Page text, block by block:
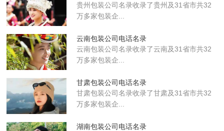
贵州包装公司名录收录了贵州及31省市共32
万多家包装企...
云南包装公司电话名录
云南包装公司名录收录了云南及31省市共32
万多家包装企...
甘肃包装公司电话名录
甘肃包装公司名录收录了甘肃及31省市共32
万多家包装企...
湖南包装公司电话名录